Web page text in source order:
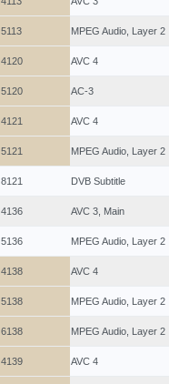
5113 MPEG Audio, Layer 2
4120 AVC 4
5120 AC-3
4121 AVC 4
5121 MPEG Audio, Layer 2
8121 DVB Subtitle
4136 AVC 3, Main
5136 MPEG Audio, Layer 2
4138 AVC 4
5138 MPEG Audio, Layer 2
6138 MPEG Audio, Layer 2
4139 AVC 4